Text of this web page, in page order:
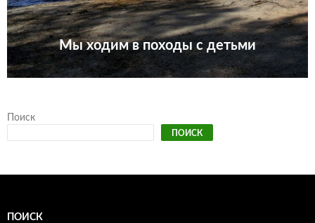
Мы ходим в походы с детьми
Поиск
ПОИСК
ПОИСК